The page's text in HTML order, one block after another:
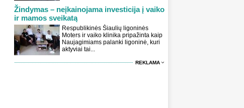
Žindymas – neįkainojama investicija į vaiko
ir mamos sveikatą
Respublikinės Šiaulių ligoninės
Moters ir vaiko klinika pripažinta kaip
Naujagimiams palanki ligoninė, kuri
aktyviai tai...
REKLAMA